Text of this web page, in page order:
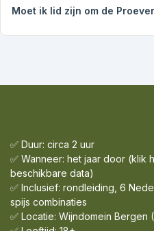
professionele vinificatie,
Moet ik lid zijn om de
Nee hoor, iedereen is
✅ Duur: circa 2 uur
✅ Wanneer: het jaar door (klik
beschikbare data)
✅ Inclusief: rondleiding, 6
spijs combinaties
✅ Locatie: Wijndomein Bergen